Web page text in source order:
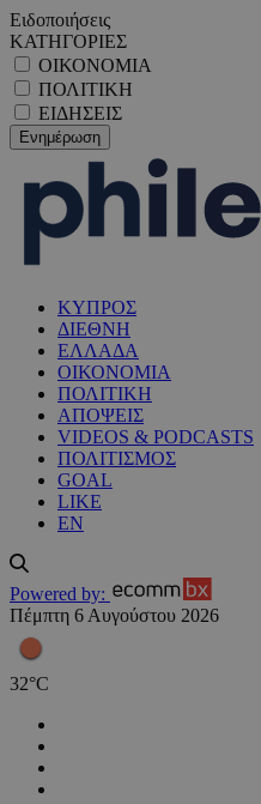
Ειδοποιήσεις
ΚΑΤΗΓΟΡΙΕΣ
ΟΙΚΟΝΟΜΙΑ
ΠΟΛΙΤΙΚΗ
ΕΙΔΗΣΕΙΣ
ΚΥΠΡΟΣ
ΔΙΕΘΝΗ
ΕΛΛΑΔΑ
ΟΙΚΟΝΟΜΙΑ
ΠΟΛΙΤΙΚΗ
ΑΠΟΨΕΙΣ
VIDEOS & PODCASTS
ΠΟΛΙΤΙΣΜΟΣ
GOAL
LIKE
EN
Powered by:
Πέμπτη 6 Αυγούστου 2026
32°C